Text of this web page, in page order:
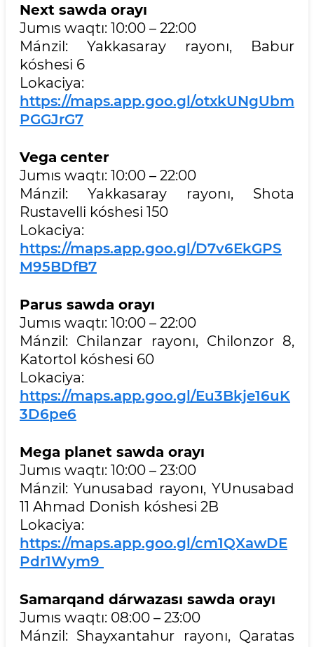
Next sawda orayı
Jumıs waqtı: 10:00 – 22:00
Mánzil: Yakkasaray rayonı, Babur
kóshesi 6
Lokaciya:
https://maps.app.goo.gl/otxkUNgUbm
PGGJrG7
Vega center
Jumıs waqtı: 10:00 – 22:00
Mánzil: Yakkasaray rayonı, Shota
Rustavelli kóshesi 150
Lokaciya:
https://maps.app.goo.gl/D7v6EkGPS
M95BDfB7
Parus sawda orayı
Jumıs waqtı: 10:00 – 22:00
Mánzil: Chilanzar rayonı, Chilonzor 8,
Katortol kóshesi 60
Lokaciya:
https://maps.app.goo.gl/Eu3Bkje16uK
3D6pe6
Mega planet sawda orayı
Jumıs waqtı: 10:00 – 23:00
Mánzil: Yunusabad rayonı, YUnusabad
11 Ahmad Donish kóshesi 2B
Lokaciya:
https://maps.app.goo.gl/cm1QXawDE
Pdr1Wym9
Samarqand dárwazası sawda orayı
Jumıs waqtı: 08:00 – 23:00
Mánzil: Shayxantahur rayonı, Qaratas